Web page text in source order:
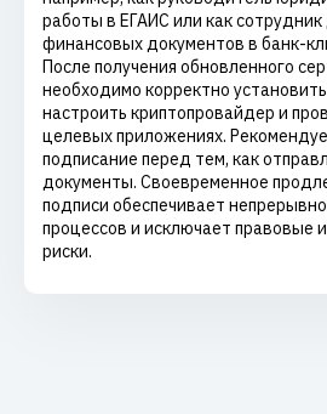
работы в ЕГАИС или как
финансовых документов в банк-
После получения обновленного
необходимо корректно
настроить криптопровайдер и
целевых приложениях.
подписание перед тем, как
документы. Своевременное
подписи обеспечивает
процессов и исключает правовые
риски.